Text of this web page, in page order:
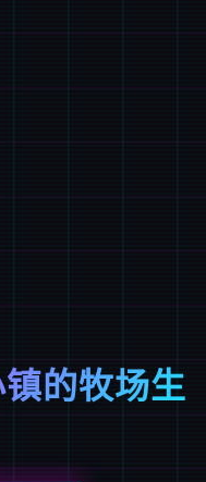
的牧场生